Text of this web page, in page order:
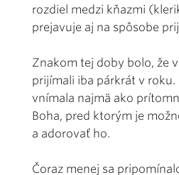
rozdiel medzi kňazmi
prejavuje aj na spôsobe
Znakom tej doby bolo, že
prijímali iba párkrát v roku.
vnímala najmä ako
Boha, pred ktorým je
a adorovať ho.
Čoraz menej sa